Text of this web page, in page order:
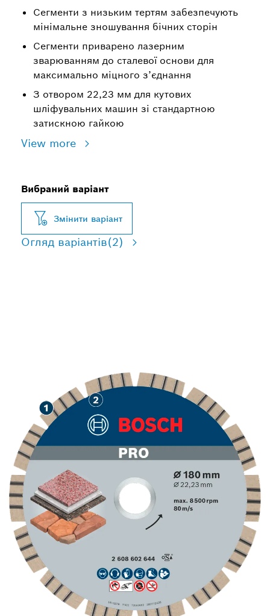
Сегменти з низьким тертям забезпечують
мінімальне зношування бічних сторін
Сегменти приварено лазерним
зварюванням до сталевої основи для
максимально міцного з’єднання
З отвором 22,23 мм для кутових
шліфувальних машин зі стандартною
затискною гайкою
View more
Вибраний варіант
Змінити варіант
Огляд варіантів(2)